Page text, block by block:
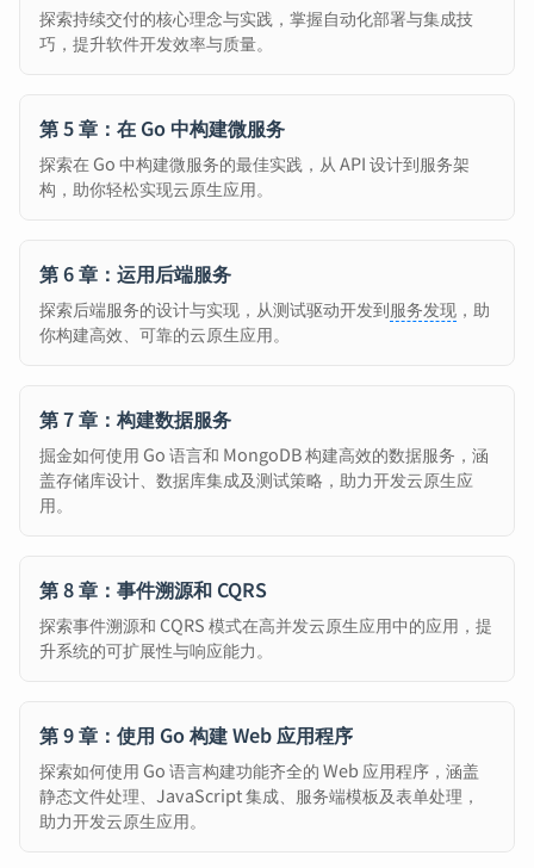
探索持续交付的核心理念与实践，掌握自动化部署与集成技
巧，提升软件开发效率与质量。
第 5 章：在 Go 中构建微服务
探索在 Go 中构建微服务的最佳实践，从 API 设计到服务架
构，助你轻松实现云原生应用。
第 6 章：运用后端服务
探索后端服务的设计与实现，从测试驱动开发到服务发现 ，助
你构建高效、可靠的云原生应用。
第 7 章：构建数据服务
掘金如何使用 Go 语言和 MongoDB 构建高效的数据服务，涵
盖存储库设计、数据库集成及测试策略，助力开发云原生应
用。
第 8 章：事件溯源和 CQRS
探索事件溯源和 CQRS 模式在高并发云原生应用中的应用，提
升系统的可扩展性与响应能力。
第 9 章：使用 Go 构建 Web 应用程序
探索如何使用 Go 语言构建功能齐全的 Web 应用程序，涵盖
静态文件处理、JavaScript 集成、服务端模板及表单处理，
助力开发云原生应用。